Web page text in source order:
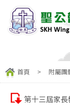
首頁 > 附屬團
第十三屆家